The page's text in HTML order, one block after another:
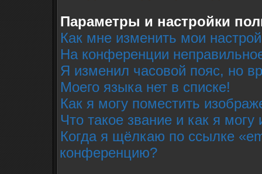
Параметры и настройки
Как мне изменить мои
На конференции
Я изменил часовой пояс, но
Моего языка нет в списке!
Как я могу поместить
Что такое звание и как я могу
Когда я щёлкаю по ссылке
конференцию?